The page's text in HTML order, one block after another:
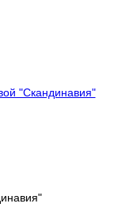
В наличии